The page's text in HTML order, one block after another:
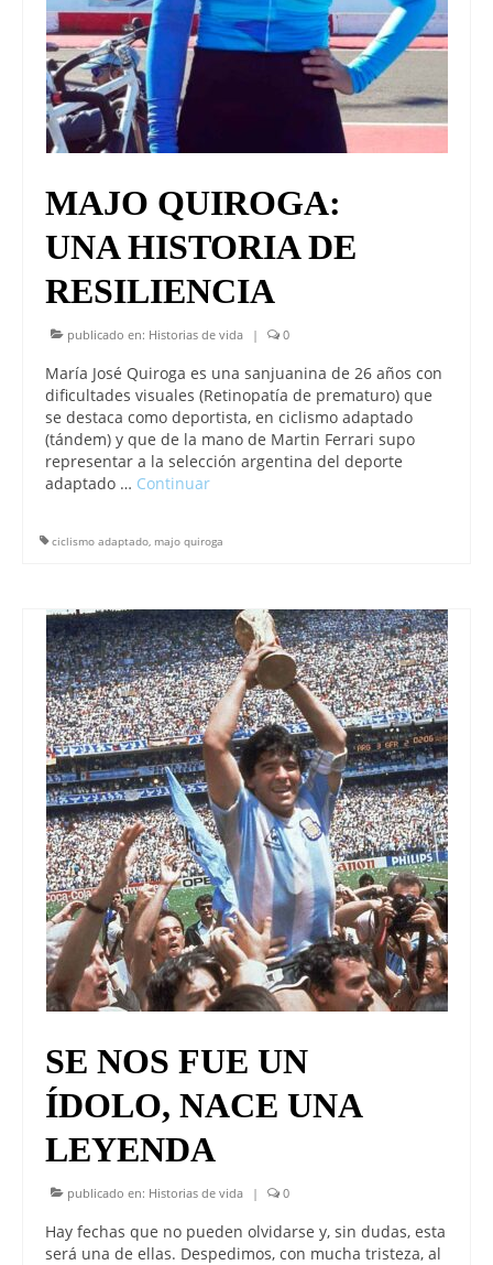
MAJO QUIROGA:
UNA HISTORIA DE
RESILIENCIA
publicado en: Historias de vida | 0
María José Quiroga es una sanjuanina de 26 años con
dificultades visuales (Retinopatía de prematuro) que
se destaca como deportista, en ciclismo adaptado
(tándem) y que de la mano de Martin Ferrari supo
representar a la selección argentina del deporte
adaptado … Continuar
ciclismo adaptado, majo quiroga
SE NOS FUE UN
ÍDOLO, NACE UNA
LEYENDA
publicado en: Historias de vida | 0
Hay fechas que no pueden olvidarse y, sin dudas, esta
será una de ellas. Despedimos, con mucha tristeza, al